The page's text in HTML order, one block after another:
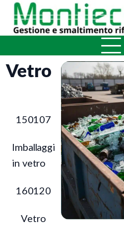
Vetro
150107
Imballaggi
in vetro
160120
Vetro